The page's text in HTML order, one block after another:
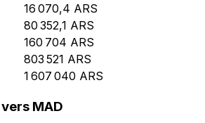
16 070,4 ARS
80 352,1 ARS
160 704 ARS
803 521 ARS
1 607 040 ARS
MAD